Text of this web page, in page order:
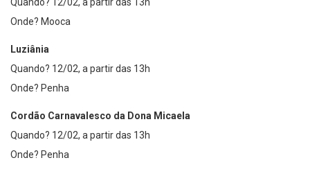
Quando? 12/02, a partir das 13h
Onde? Mooca
Luziânia
Quando? 12/02, a partir das 13h
Onde? Penha
Cordão Carnavalesco da Dona Micaela
Quando? 12/02, a partir das 13h
Onde? Penha